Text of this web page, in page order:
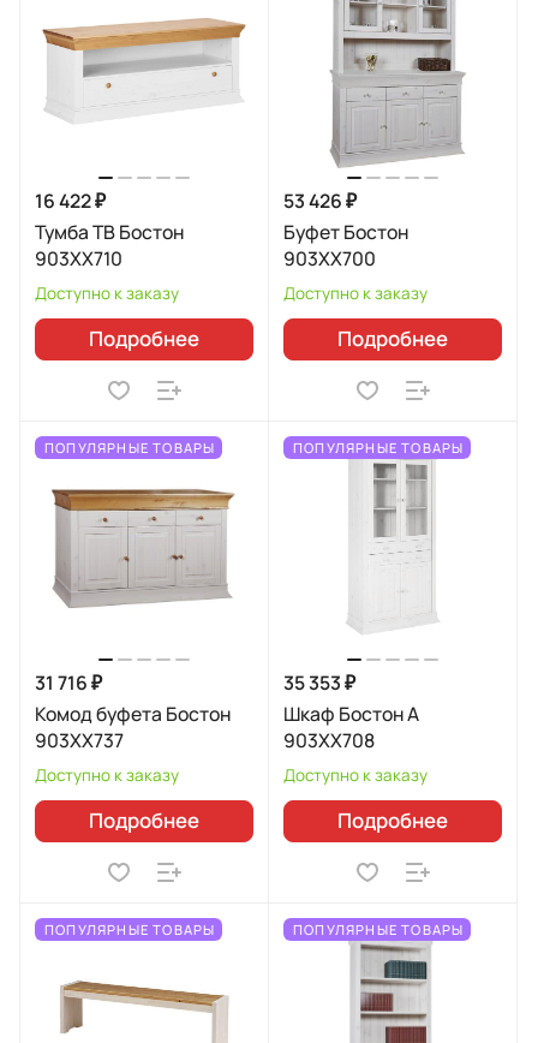
16 422 ₽
Тумба ТВ Бостон
903XX710
Доступно к заказу
Подробнее
53 426 ₽
Буфет Бостон
903XX700
Доступно к заказу
Подробнее
ПОПУЛЯРНЫЕ ТОВАРЫ
31 716 ₽
Комод буфета Бостон
903XX737
Доступно к заказу
Подробнее
ПОПУЛЯРНЫЕ ТОВАРЫ
35 353 ₽
Шкаф Бостон А
903XX708
Доступно к заказу
Подробнее
ПОПУЛЯРНЫЕ ТОВАРЫ ПОПУЛЯРНЫЕ ТОВАРЫ